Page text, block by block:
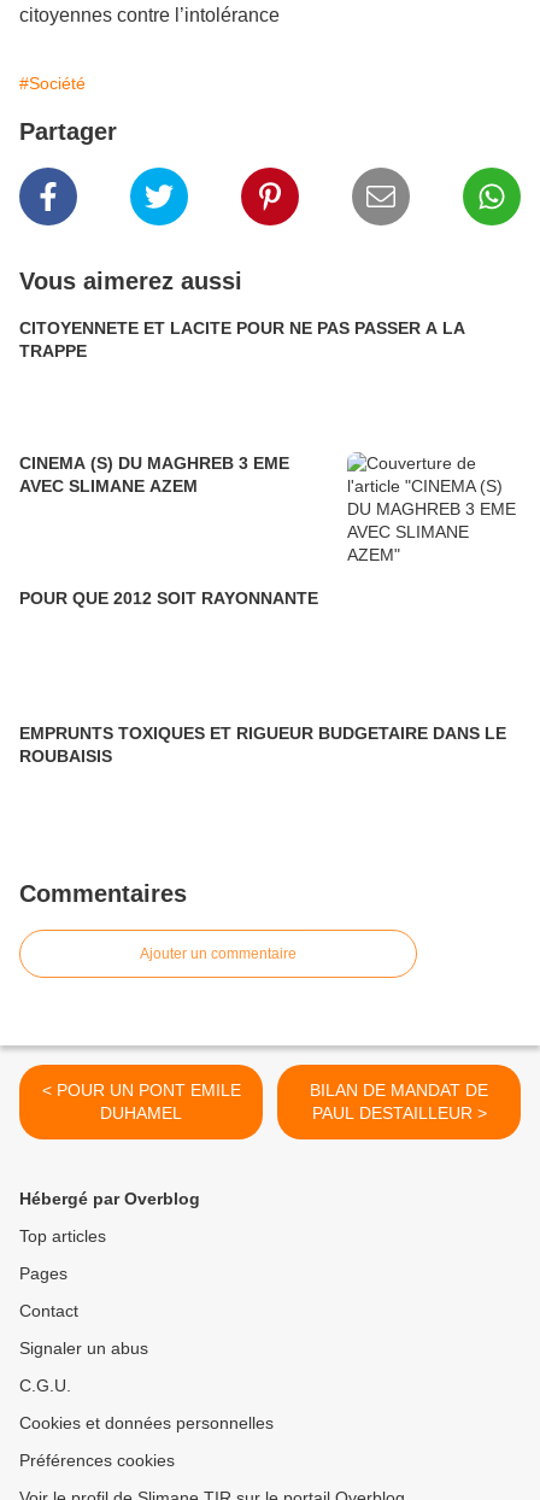
citoyennes contre l’intolérance
#Société
Partager
Vous aimerez aussi
CITOYENNETE ET LACITE POUR NE PAS PASSER A LA
TRAPPE
CINEMA (S) DU MAGHREB 3 EME
AVEC SLIMANE AZEM
POUR QUE 2012 SOIT RAYONNANTE
EMPRUNTS TOXIQUES ET RIGUEUR BUDGETAIRE DANS LE
ROUBAISIS
Commentaires
Ajouter un commentaire
< POUR UN PONT EMILE
DUHAMEL
BILAN DE MANDAT DE
PAUL DESTAILLEUR >
Hébergé par Overblog
Top articles
Pages
Contact
Signaler un abus
C.G.U.
Cookies et données personnelles
Préférences cookies